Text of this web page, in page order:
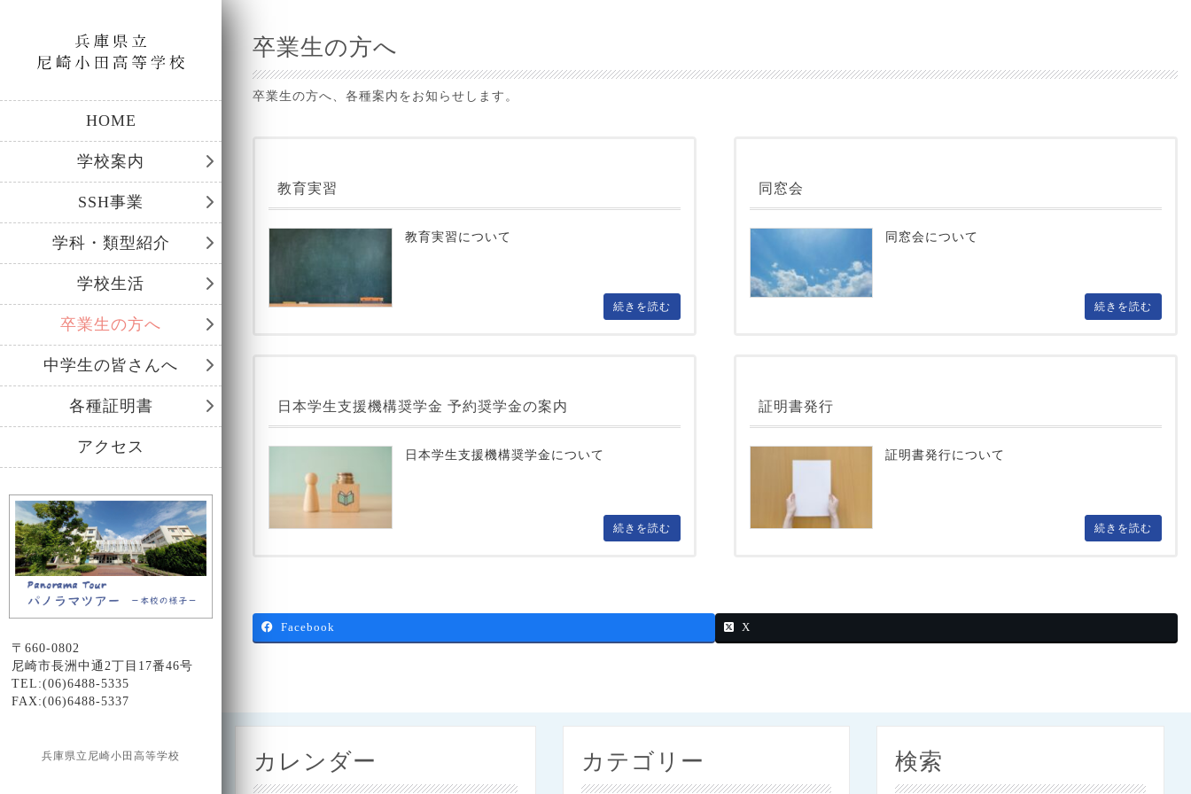
HOME
学校案内
SSH事業
学科・類型紹介
学校生活
卒業生の方へ
中学生の皆さんへ
各種証明書
アクセス
〒660-0802
尼崎市長洲中通2丁目17番46号
TEL:(06)6488-5335
FAX:(06)6488-5337
兵庫県立尼崎小田高等学校
卒業生の方へ
卒業生の方へ、各種案内をお知らせします。
教育実習
教育実習について
続きを読む
同窓会
同窓会について
続きを読む
日本学生支援機構奨学金 予約奨学金の案内
日本学生支援機構奨学金について
続きを読む
証明書発行
証明書発行について
続きを読む
Facebook X
カレンダー カテゴリー 検索